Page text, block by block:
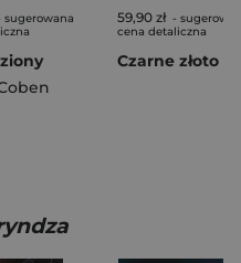
sugerowana
59,90 zł -
cena detaliczna
Czarne złoto